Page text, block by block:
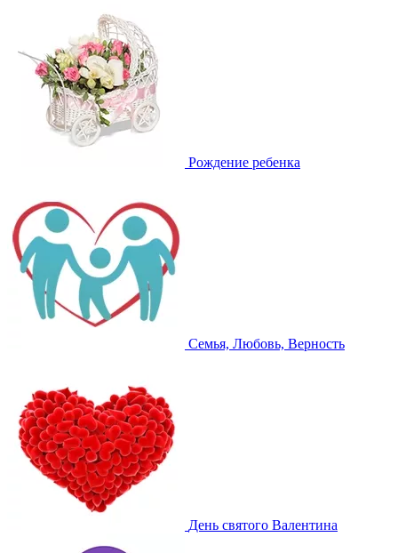
Рождение ребенка
Семья, Любовь, Верность
День святого Валентина